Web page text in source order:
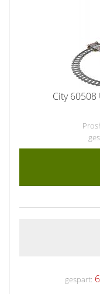
City
gespart: